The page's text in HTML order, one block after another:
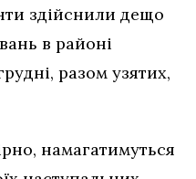
здійснили дещо
в районі
разом узятих,
намагатимуться